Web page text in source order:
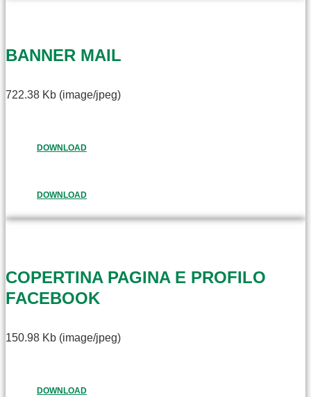
BANNER MAIL
722.38 Kb (image/jpeg)
DOWNLOAD
DOWNLOAD
COPERTINA PAGINA E PROFILO
FACEBOOK
150.98 Kb (image/jpeg)
DOWNLOAD